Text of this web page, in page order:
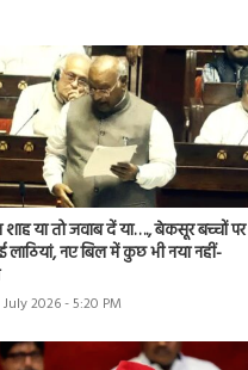
या तो जवाब दें या…., बेकसूर बच्चों पर
लाठियां, नए बिल में कुछ भी नया नहीं-
2026 - 5:20 PM